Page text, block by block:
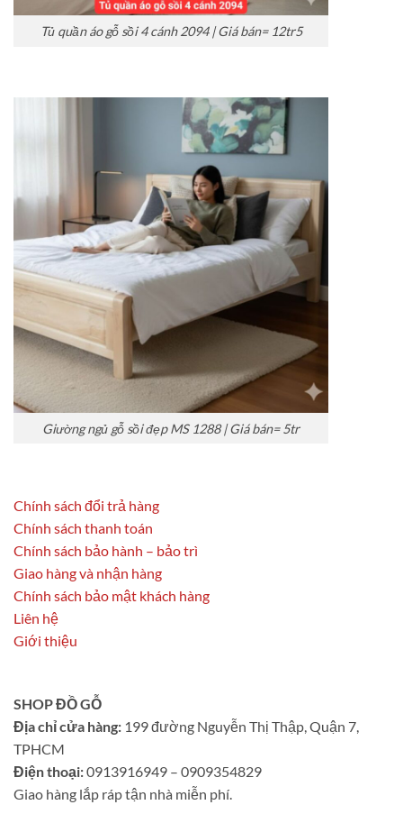
Tủ quần áo gỗ sồi 4 cánh 2094 | Giá bán= 12tr5
Giường ngủ gỗ sồi đẹp MS 1288 | Giá bán= 5tr
Chính sách đổi trả hàng
Chính sách thanh toán
Chính sách bảo hành – bảo trì
Giao hàng và nhận hàng
Chính sách bảo mật khách hàng
Liên hệ
Giới thiệu
SHOP ĐỒ GỖ
Địa chỉ cửa hàng: 199 đường Nguyễn Thị Thập, Quận 7,
TPHCM
Điện thoại:0913916949 – 0909354829
Giao hàng lắp ráp tận nhà miễn phí.